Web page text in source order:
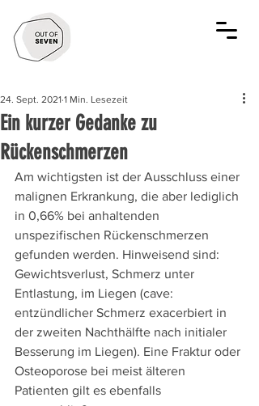
Ein kurzer Gedanke zu
Rückenschmerzen
24. Sept. 2021 1 Min. Lesezeit
Am wichtigsten ist der Ausschluss einer
malignen Erkrankung, die aber lediglich
in 0,66% bei anhaltenden
unspezifischen Rückenschmerzen
gefunden werden. Hinweisend sind:
Gewichtsverlust, Schmerz unter
Entlastung, im Liegen (cave:
entzündlicher Schmerz exacerbiert in
der zweiten Nachthälfte nach initialer
Besserung im Liegen). Eine Fraktur oder
Osteoporose bei meist älteren
Patienten gilt es ebenfalls